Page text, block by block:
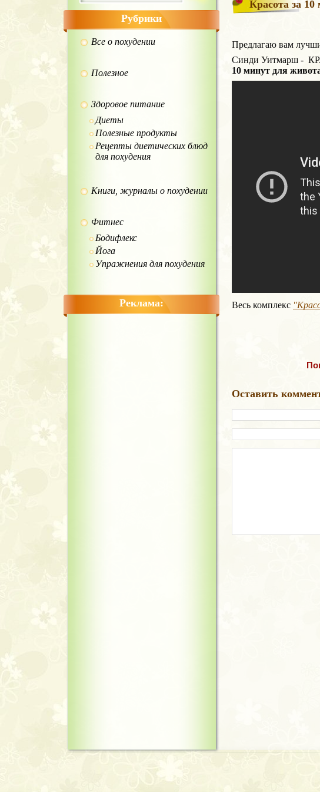
Рубрики
Все о похудении
Полезное
Здоровое питание
Диеты
Полезные продукты
Рецепты диетических блюд
для похудения
Книги, журналы о похудении
Фитнес
Бодифлекс
Йога
Упражнения для похудения
Реклама:
Красота за
Предлагаю вам
Синди Уитмарш -
10 минут для
Весь комплекс
Оставить